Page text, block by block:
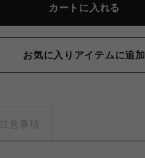
カートに入れる
お気に入りアイテムに追加
注意事項